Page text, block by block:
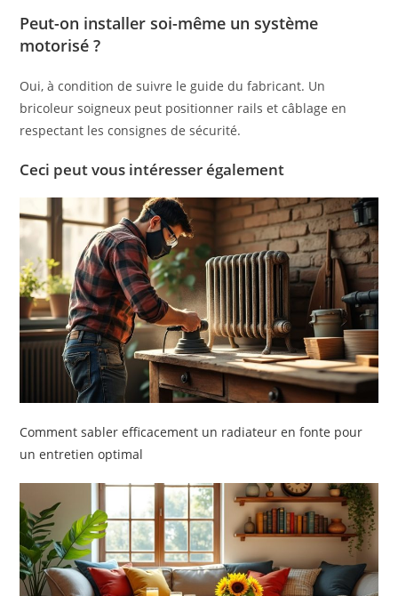
Peut-on installer soi-même un système
motorisé ?
Oui, à condition de suivre le guide du fabricant. Un
bricoleur soigneux peut positionner rails et câblage en
respectant les consignes de sécurité.
Ceci peut vous intéresser également
Comment sabler efficacement un radiateur en fonte pour
un entretien optimal